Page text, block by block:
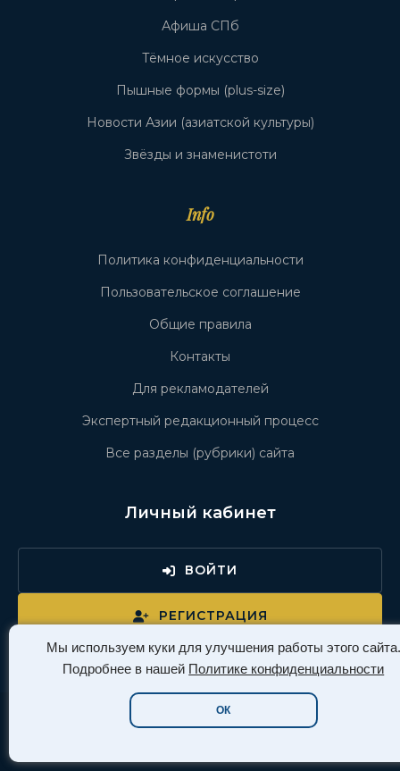
Мы используем куки для улучшения работы этого сайта.
Подробнее в нашей Политике конфиденциальности
ОК
Афиша СПб
Тёмное искусство
Пышные формы (plus-size)
Новости Азии (азиатской культуры)
Звёзды и знаменистоти
Info
Политика конфиденциальности
Пользовательское соглашение
Общие правила
Контакты
Для рекламодателей
Экспертный редакционный процесс
Все разделы (рубрики) сайта
Личный кабинет
ВОЙТИ
РЕГИСТРАЦИЯ